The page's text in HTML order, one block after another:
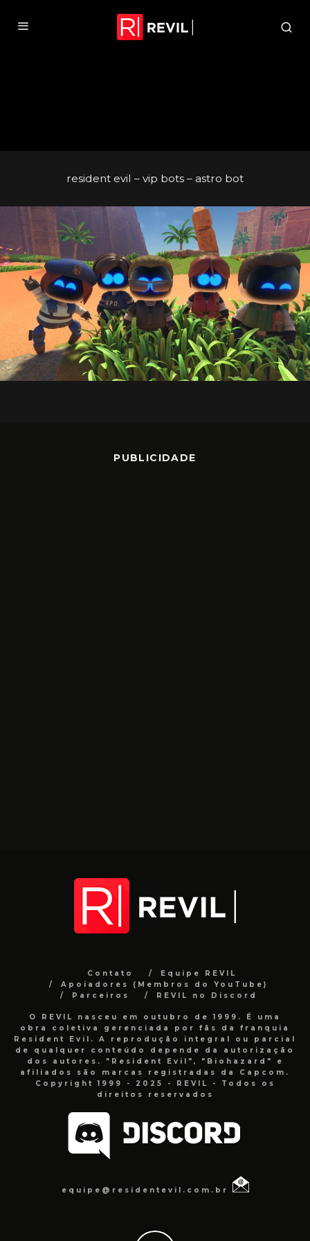
resident evil – vip bots – astro bot
PUBLICIDADE
Contato
Equipe REVIL
Apoiadores (Membros do YouTube)
Parceiros
REVIL no Discord
O REVIL nasceu em outubro de 1999. É uma
obra coletiva gerenciada por fãs da franquia
Resident Evil. A reprodução integral ou parcial
de qualquer conteúdo depende da autorização
dos autores. "Resident Evil", "Biohazard" e
afiliados são marcas registradas da Capcom.
Copyright 1999 - 2025 - REVIL - Todos os
direitos reservados
equipe@residentevil.com.br